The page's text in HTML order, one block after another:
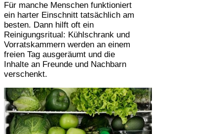
Für manche Menschen funktioniert
ein harter Einschnitt tatsächlich am
besten. Dann hilft oft ein
Reinigungsritual: Kühlschrank und
Vorratskammern werden an einem
freien Tag ausgeräumt und die
Inhalte an Freunde und Nachbarn
verschenkt.